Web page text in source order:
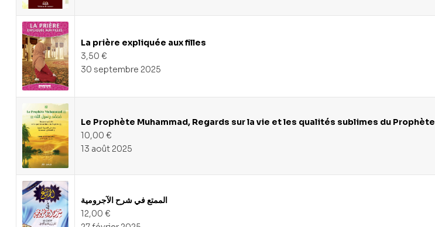
La prière expliquée aux filles
3,50 €
30 septembre 2025
Le Prophète Muhammad, Regards sur la vie et les qualités sublimes du Prophète
10,00 €
13 août 2025
الممتع في شرح الآجرومية
12,00 €